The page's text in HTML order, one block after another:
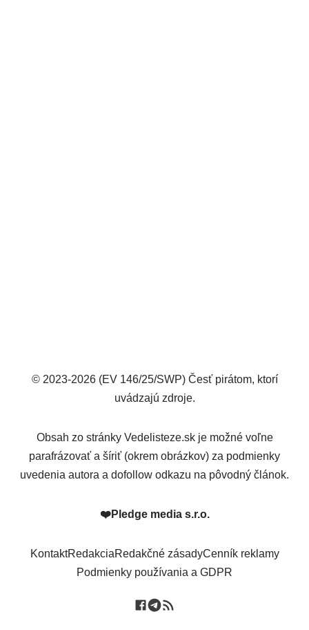
© 2023-2026 (EV 146/25/SWP) Česť pirátom, ktorí
uvádzajú zdroje.
Obsah zo stránky Vedelisteze.sk je možné voľne
parafrázovať a šíriť (okrem obrázkov) za podmienky
uvedenia autora a dofollow odkazu na pôvodný článok.
❤️Pledge media s.r.o.
KontaktRedakciaRedakčné zásadyCenník reklamy
Podmienky používania a GDPR